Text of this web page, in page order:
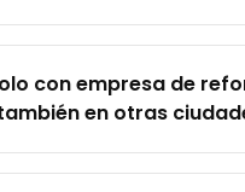
con empresa de
en otras